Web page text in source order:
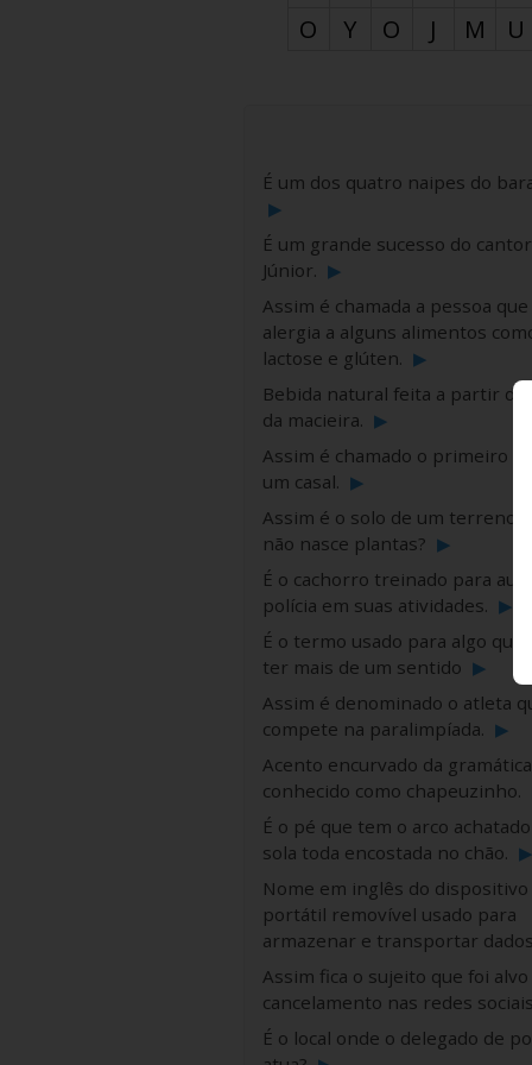
O
Y O J M U
É um dos quatro naipes do
▶
É um grande sucesso do
Júnior. ▶
Assim é chamada a pessoa
alergia a alguns alimentos
lactose e glúten. ▶
Bebida natural feita a partir do
da macieira. ▶
Assim é chamado o primeiro
um casal. ▶
Assim é o solo de um terreno
não nasce plantas? ▶
É o cachorro treinado para
polícia em suas atividades. ▶
É o termo usado para algo que
ter mais de um sentido ▶
Assim é denominado o atleta
compete na paralimpíada. ▶
Acento encurvado da gramática
conhecido como chapeuzinho.
É o pé que tem o arco
sola toda encostada no chão. ▶
Nome em inglês do dispositivo
portátil removível usado para
armazenar e transportar
Assim fica o sujeito que foi alvo
cancelamento nas redes
É o local onde o delegado de